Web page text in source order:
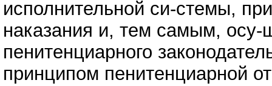
исполнительной си-стемы,
наказания и, тем самым, осу-
пенитенциарного
принципом пенитенциарной